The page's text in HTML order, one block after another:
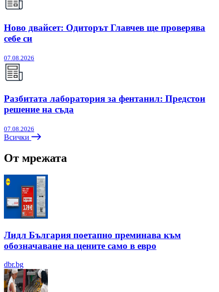
Ново двайсет: Одиторът Главчев ще проверява
себе си
07.08.2026
Разбитата лаборатория за фентанил: Предстои
решение на съда
07.08.2026
Всички
От мрежата
Лидл България поетапно преминава към
обозначаване на цените само в евро
dbr.bg